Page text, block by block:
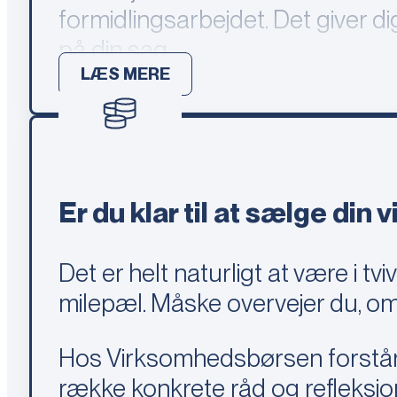
formidlingsarbejdet. Det giver
på din sag.
Samtidig adskiller vi os fra
salgsprocessen. Det
vigtigste: at skabe det rigtige
et omfattende og kvalificeret
(NDA). Hver køber er screenet
branche, størrelse og geografi.
LÆS MERE
Er du klar til at sælge din
Det er helt naturligt at være i
milepæl. Måske overvejer du,
Hos Virksomhedsbørsen
række konkrete råd og